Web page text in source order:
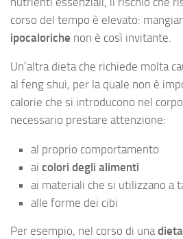
corso del tempo è elevato:
ipocaloriche non è così invitante.
Un’altra dieta che richiede molta
al feng shui, per la quale non è
calorie che si introducono nel
necessario prestare attenzione:
al proprio comportamento
ai colori degli alimenti
ai materiali che si utilizzano a
alle forme dei cibi
Per esempio, nel corso di una